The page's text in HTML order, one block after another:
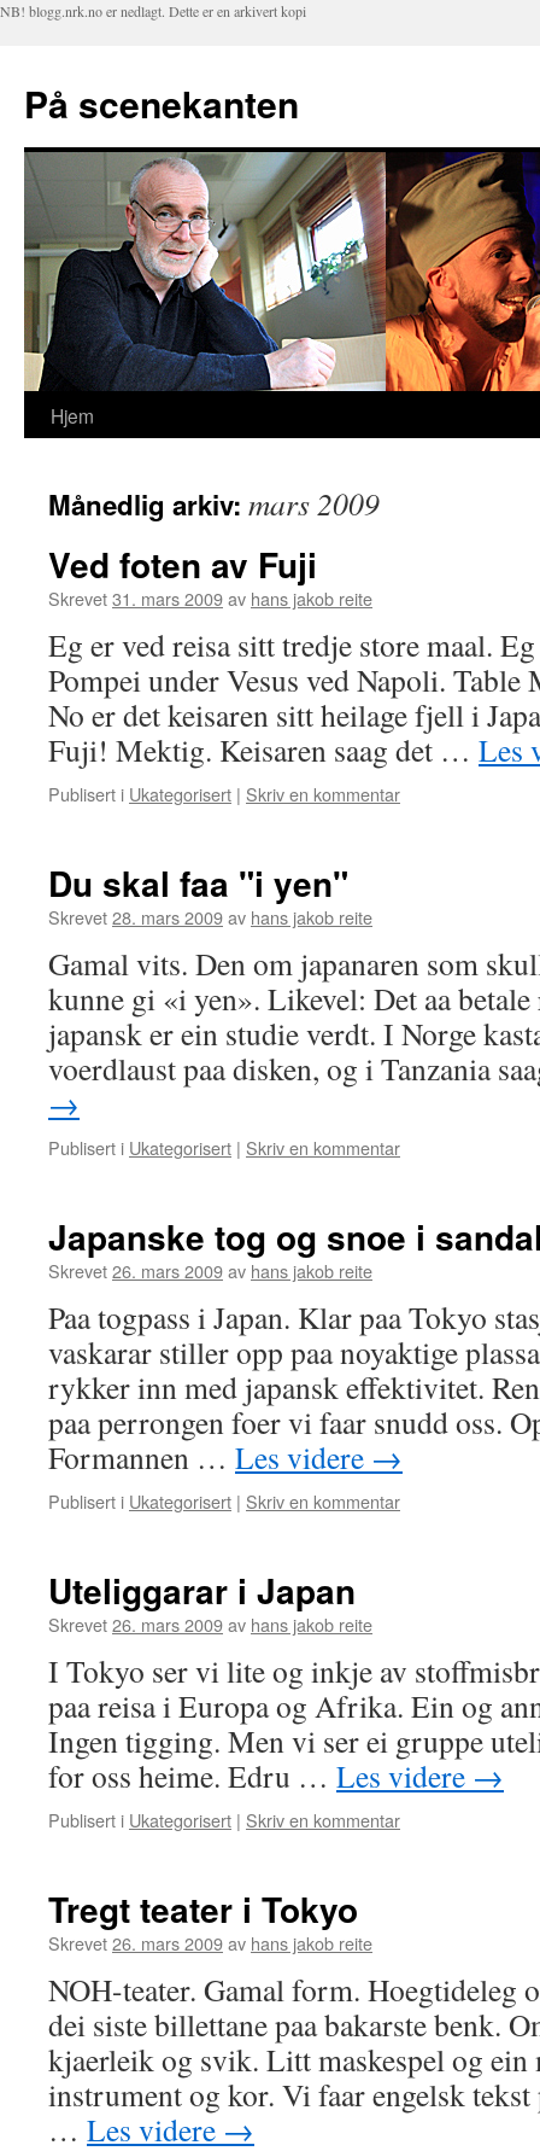
NB! blogg.nrk.no er nedlagt. Dette er en arkivert kopi
På scenekanten
Hopp
innhold
Hjem
Månedlig arkiv: mars 2009
Ved foten av Fuji
Skrevet31. mars 2009av hans jakob reite
Eg er ved reisa sitt tredje store maal.
Pompei under Vesus ved Napoli. Table
No er det keisaren sitt heilage fjell i
Fuji! Mektig. Keisaren saag det … Les
Publisert i Ukategorisert | Skriv en kommentar
Du skal faa "i yen"
Skrevet28. mars 2009av hans jakob reite
Gamal vits. Den om japanaren som
kunne gi «i yen». Likevel: Det aa
japansk er ein studie verdt. I Norge
voerdlaust paa disken, og i Tanzania
→
Publisert i Ukategorisert | Skriv en kommentar
Japanske tog og snoe i
Skrevet26. mars 2009av hans jakob reite
Paa togpass i Japan. Klar paa Tokyo
vaskarar stiller opp paa noyaktige
rykker inn med japansk effektivitet.
paa perrongen foer vi faar snudd oss.
Formannen … Les videre →
Publisert i Ukategorisert | Skriv en kommentar
Uteliggarar i Japan
Skrevet26. mars 2009av hans jakob reite
I Tokyo ser vi lite og inkje av
paa reisa i Europa og Afrika. Ein og
Ingen tigging. Men vi ser ei gruppe
for oss heime. Edru … Les videre →
Publisert i Ukategorisert | Skriv en kommentar
Tregt teater i Tokyo
Skrevet26. mars 2009av hans jakob reite
NOH-teater. Gamal form. Hoegtideleg
dei siste billettane paa bakarste benk.
kjaerleik og svik. Litt maskespel og
instrument og kor. Vi faar engelsk tekst
… Les videre →